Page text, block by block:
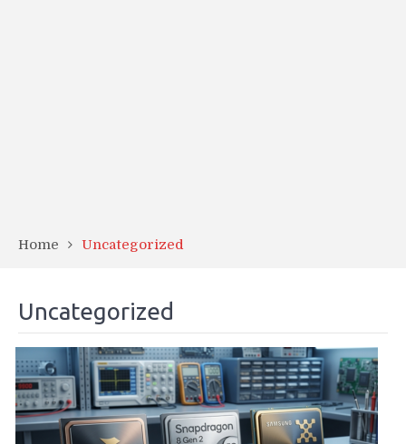
Home Uncategorized
Uncategorized